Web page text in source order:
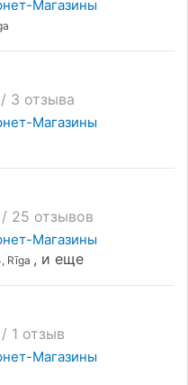
Магазины
/ 3 отзыва
Магазины
/ 25 отзывов
Магазины
Rīga , и еще
/ 1 отзыв
Магазины